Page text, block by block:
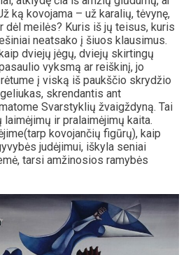
ką kovojama – už karalių, tėvynę,
dėl meilės? Kuris iš jų teisus, kuris
neatsako į šiuos klausimus.
dviejų jėgų, dviejų skirtingų
vyksmą ar reiškinį, jo
į viską iš paukščio skrydžio
skrendantis ant
Svarstyklių žvaigždyną. Tai
ir pralaimėjimų kaita.
kovojančių figūrų), kaip
judėjimui, iškyla seniai
tarsi amžinosios ramybės